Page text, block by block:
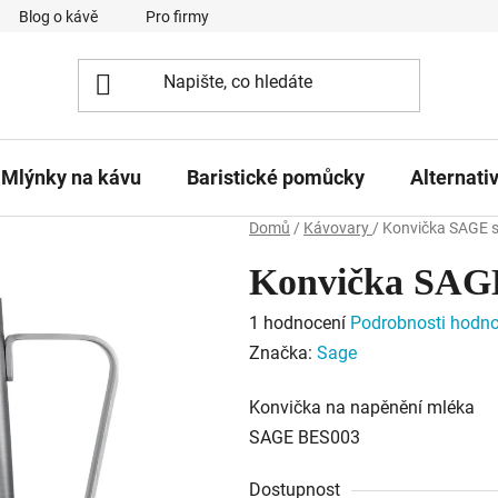
Blog o kávě Pro firmy
Mlýnky na kávu Baristické pomůcky
Domů / Kávovary / Konvička SAGE
Konvička
Průměrné
hodnocení
je
5,0
1 hodnocení Podrobnosti
Značka: Sage
Konvička na napěnění mléka
SAGE BES003
Dostupnost